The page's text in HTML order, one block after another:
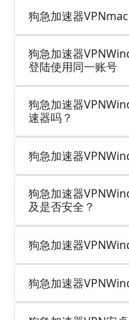
狗急加速器
狗急加速器
登陆使用同一账号
狗急加速器
速器吗？
狗急加速器
狗急加速器
及是否安全？
狗急加速器
狗急加速器